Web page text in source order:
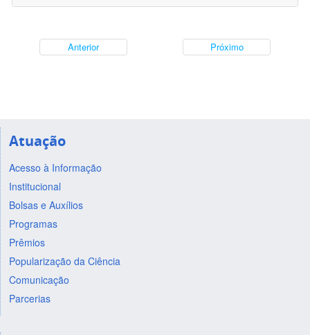
Anterior Próximo
Atuação
Acesso à Informação
Institucional
Bolsas e Auxílios
Programas
Prêmios
Popularização da Ciência
Comunicação
Parcerias